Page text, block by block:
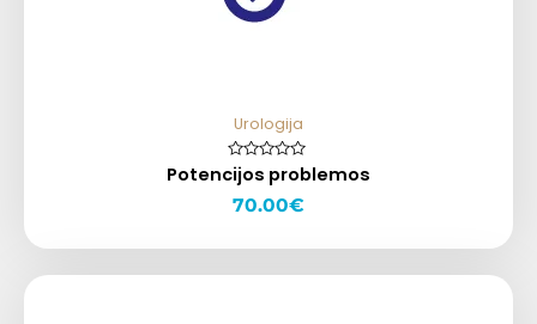
Urologija
Įvertinimas:
0
iš
5
Potencijos problemos
70.00€